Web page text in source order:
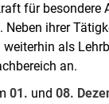
für besondere
Neben ihrer
als
an.
01. und 08.